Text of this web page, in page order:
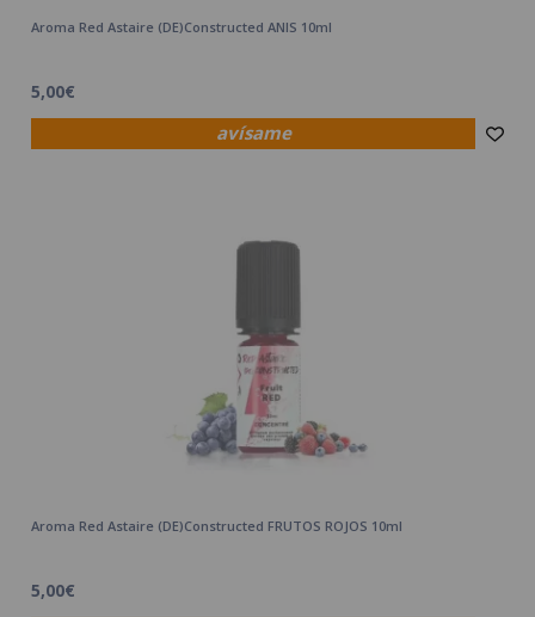
avísame
Aroma Red Astaire (DE)Constructed ANIS 10ml
5,00€
Aroma Red Astaire (DE)Constructed FRUTOS ROJOS 10ml
5,00€